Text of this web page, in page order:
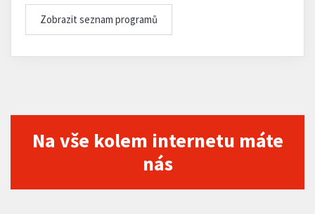
Zobrazit seznam programů
Na vše kolem internetu máte
nás